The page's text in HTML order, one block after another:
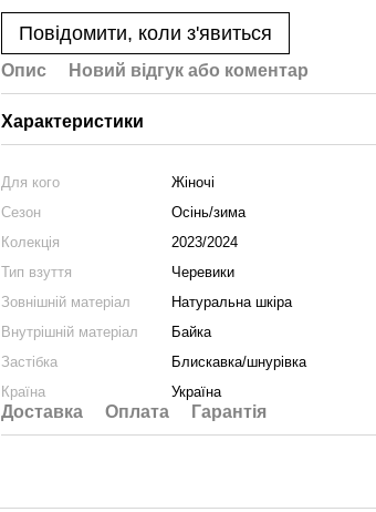
Повідомити, коли з'явиться
Опис Новий відгук або коментар
Характеристики
Для кого
Жіночі
Сезон
Осінь/зима
Колекція
2023/2024
Тип взуття
Черевики
Зовнішній матеріал
Натуральна шкіра
Внутрішній матеріал
Байка
Застібка
Блискавка/шнурівка
Країна
Україна
Доставка Оплата Гарантія